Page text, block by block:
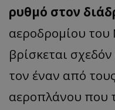
ρυθμό στον
αεροδρομίου του
βρίσκεται
τον έναν από
αεροπλάνου που